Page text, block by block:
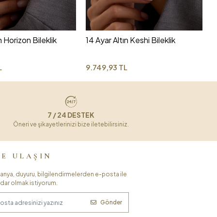
Horizon Bileklik 14 Ayar Altın Keshi Bileklik
9.749,93 TL
7 / 24 DESTEK
Öneri ve şikayetlerinizi bize iletebilirsiniz.
ULAŞIN
duyuru, bilgilendirmelerden e-posta ile
olmak istiyorum.
Gönder